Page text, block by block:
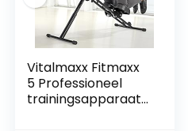
Vitalmaxx Fitmaxx
5 Professioneel
trainingsapparaat